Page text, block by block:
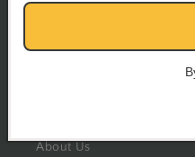
About Us